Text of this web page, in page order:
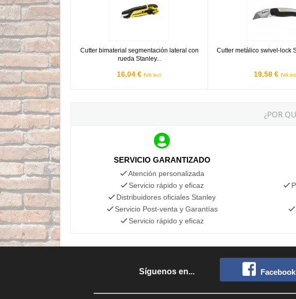
Cutter bimaterial segmentación lateral con
rueda Stanley...
16,04 € IVA incl.
Cutter metálico swivel-lock
19,58 € IVA
¿POR
SERVICIO GARANTIZADO
Atención personalizada
Servicio rápido y eficaz
Distribuidores oficiales Stanley
Servicio Post-venta y Garantías
Servicio rápido y eficaz
Síguenos en... Facebook